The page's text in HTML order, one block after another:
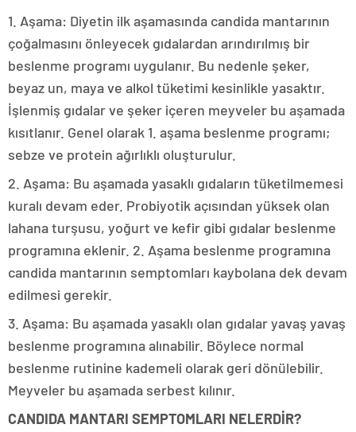
1. Aşama: Diyetin ilk aşamasında candida mantarının
çoğalmasını önleyecek gıdalardan arındırılmış bir
beslenme programı uygulanır. Bu nedenle şeker,
beyaz un, maya ve alkol tüketimi kesinlikle yasaktır.
İşlenmiş gıdalar ve şeker içeren meyveler bu aşamada
kısıtlanır. Genel olarak 1. aşama beslenme programı;
sebze ve protein ağırlıklı oluşturulur.
2. Aşama: Bu aşamada yasaklı gıdaların tüketilmemesi
kuralı devam eder. Probiyotik açısından yüksek olan
lahana turşusu, yoğurt ve kefir gibi gıdalar beslenme
programına eklenir. 2. Aşama beslenme programına
candida mantarının semptomları kaybolana dek devam
edilmesi gerekir.
3. Aşama: Bu aşamada yasaklı olan gıdalar yavaş yavaş
beslenme programına alınabilir. Böylece normal
beslenme rutinine kademeli olarak geri dönülebilir.
Meyveler bu aşamada serbest kılınır.
CANDIDA MANTARI SEMPTOMLARI NELERDİR?